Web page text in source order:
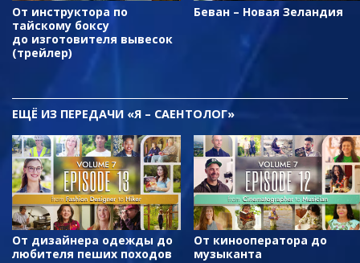
От инструктора по
тайскому боксу
до изготовителя вывесок
(трейлер)
Беван – Новая Зеландия
ЕЩЁ ИЗ ПЕРЕДАЧИ «Я – САЕНТОЛОГ»
От дизайнера одежды до
любителя пеших походов
От кинооператора до
музыканта